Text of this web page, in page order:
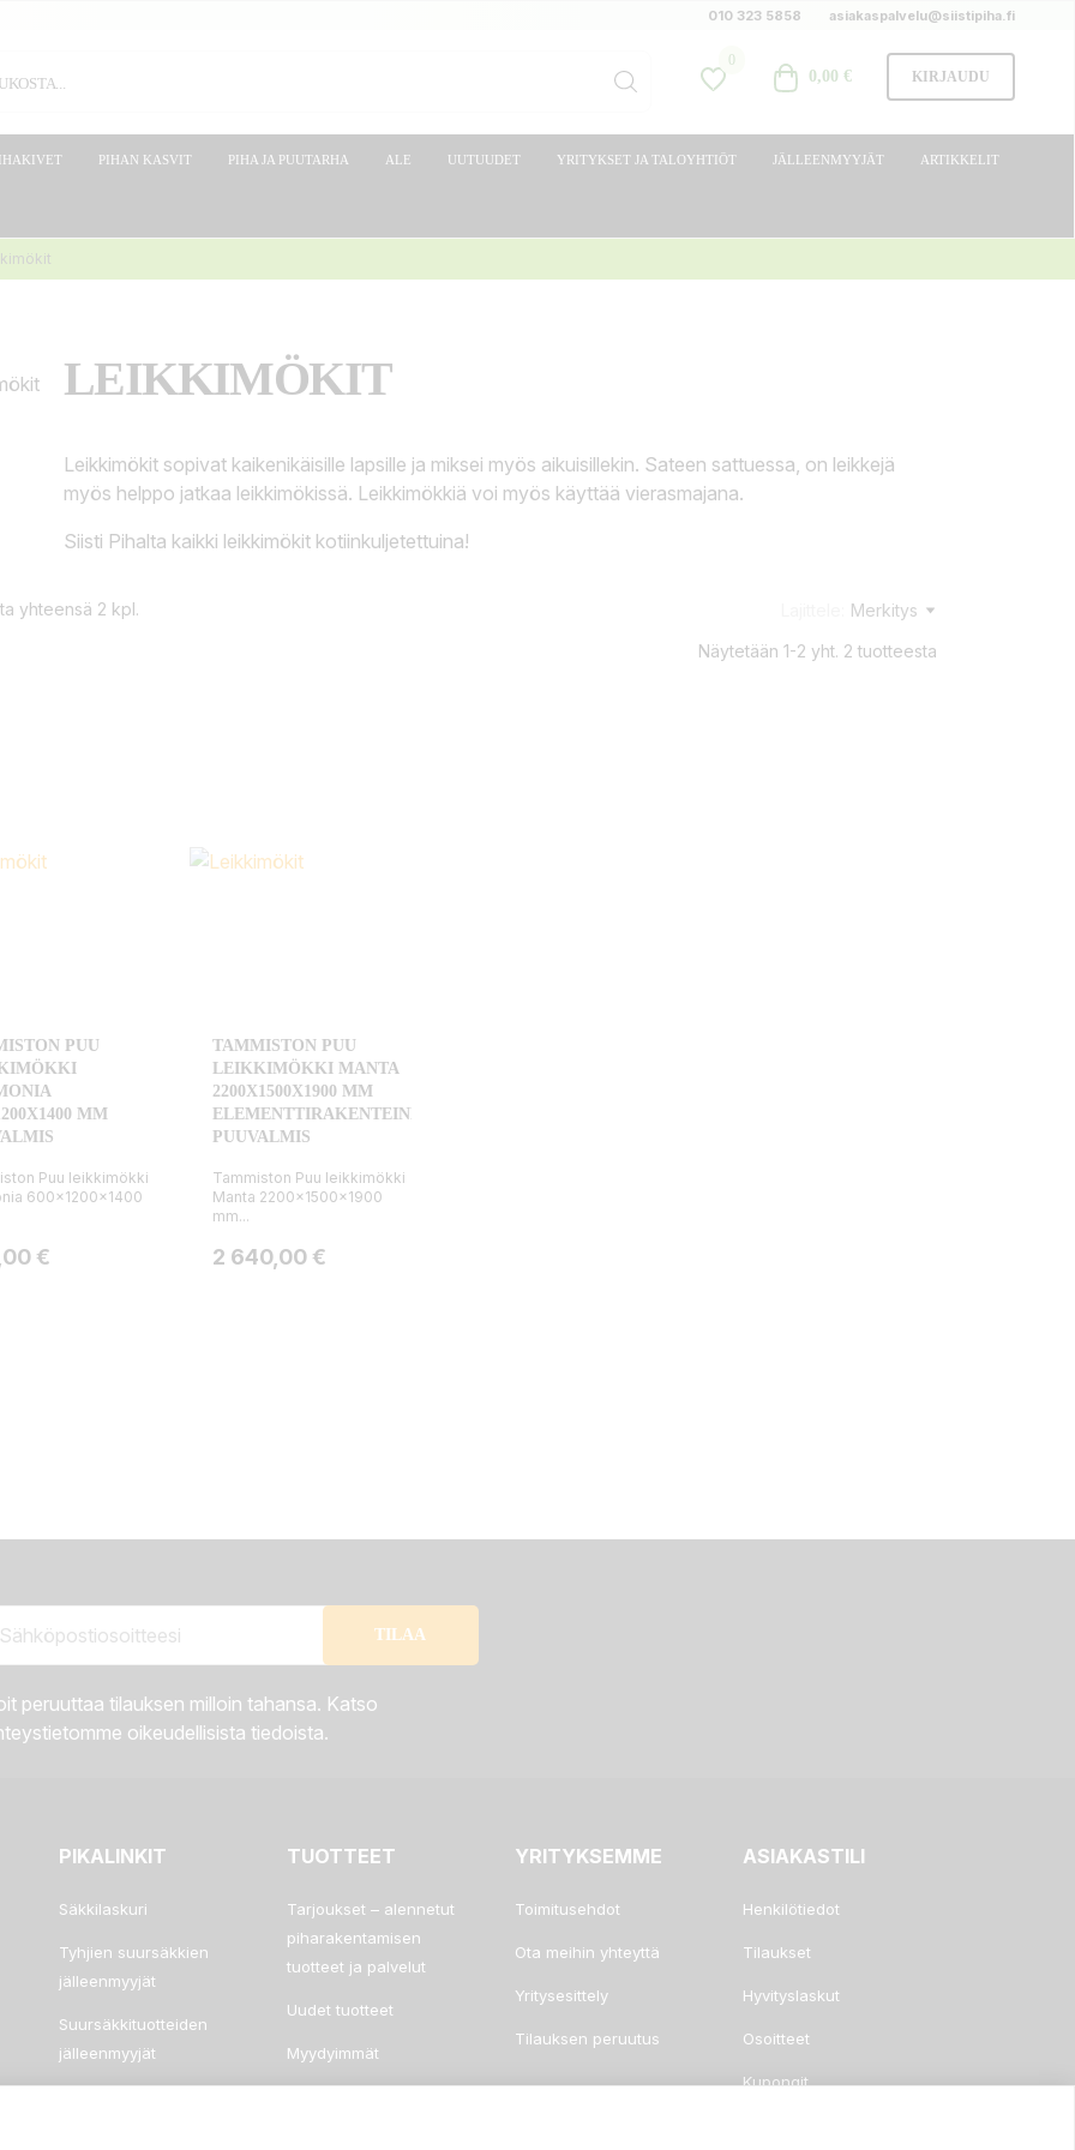
010 323 5858 asiakaspalvelu@siistipiha.fi
0
0,00 € KIRJAUDU
PIHAN KASVIT PIHA JA PUUTARHA ALE UUTUUDET YRITYKSET JA TALOYHTIÖT JÄLLEENMYYJÄT ARTIKKELIT
LEIKKIMÖKIT
Leikkimökit sopivat kaikenikäisille lapsille ja miksei myös aikuisillekin. Sateen sattuessa, on leikkejä
myös helppo jatkaa leikkimökissä. Leikkimökkiä voi myös käyttää vierasmajana.
Siisti Pihalta kaikki leikkimökit kotiinkuljetettuina!
yhteensä 2 kpl.
Merkitys
Näytetään 1-2 yht. 2 tuotteesta
PUU
MM
Puu leikkimökki
600x1200x1400
€
TAMMISTON PUU
LEIKKIMÖKKI MANTA
2200X1500X1900 MM
ELEMENTTIRAKENTEINEN
PUUVALMIS
Tammiston Puu leikkimökki
Manta 2200x1500x1900
mm...
Hinta
2 640,00 €
peruuttaa tilauksen milloin tahansa. Katso
oikeudellisista tiedoista.
PIKALINKIT
Säkkilaskuri
Tyhjien suursäkkien
jälleenmyyjät
Suursäkkituotteiden
jälleenmyyjät
TUOTTEET
Tarjoukset – alennetut
piharakentamisen
tuotteet ja palvelut
Uudet tuotteet
Myydyimmät
YRITYKSEMME
Toimitusehdot
Ota meihin yhteyttä
Yritysesittely
Tilauksen peruutus
ASIAKASTILI
Henkilötiedot
Tilaukset
Hyvityslaskut
Osoitteet
Kupongit